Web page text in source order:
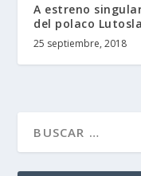
A estreno
del polaco
25 septiembre, 2018